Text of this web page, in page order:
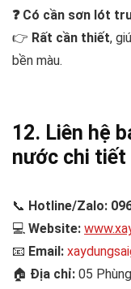
❓ Có cần sơn lót
👉 Rất cần thiết,
bền màu.
12. Liên hệ
nước chi tiết
📞 Hotline/Zalo:
💻 Website:
📧 Email:
🏠 Địa chỉ: 05